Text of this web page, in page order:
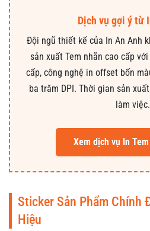
Dịch vụ gợi ý từ
Đội ngũ thiết kế của In An Anh
sản xuất Tem nhãn cao cấp
cấp, công nghệ in offset bốn
ba trăm DPI. Thời gian sản
làm việc.
Xem dịch vụ In
Sticker Sản Phẩm Chính
Hiệu